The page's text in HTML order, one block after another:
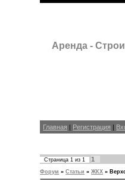
Аренда -
Главная Регистрация
Страница1 из1 1
Форум » Статьи » ЖКХ »